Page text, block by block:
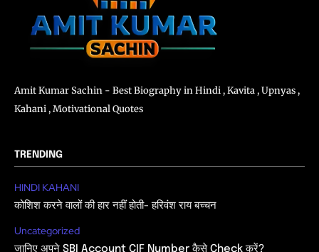
Amit Kumar Sachin - Best Biography in Hindi , Kavita , Upnyas ,
Kahani , Motivational Quotes
TRENDING
HINDI KAHANI
कोशिश करने वालों की हार नहीं होती- हरिवंश राय बच्चन
Uncategorized
जानिए अपने SBI Account CIF Number कैसे Check करें?